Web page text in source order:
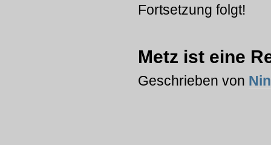
Fortsetzung folgt!
Metz ist eine
Geschrieben von